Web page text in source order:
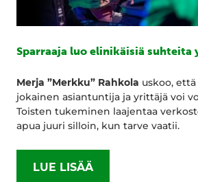
Sparraaja luo elinikäisiä suhteita
Merja ”Merkku” Rahkola uskoo,
jokainen asiantuntija ja yrittäjä voi
Toisten tukeminen laajentaa
apua juuri silloin, kun tarve vaatii.
LUE LISÄÄ